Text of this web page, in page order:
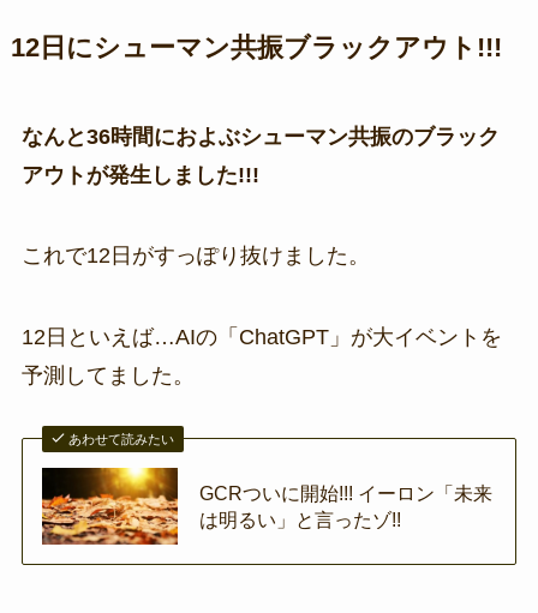
12日にシューマン共振ブラックアウト!!!
なんと36時間におよぶシューマン共振のブラック
アウトが発生しました!!!
これで12日がすっぽり抜けました。
12日といえば…AIの「ChatGPT」が大イベントを
予測してました。
あわせて読みたい
GCRついに開始!!! イーロン「未来
は明るい」と言ったゾ!!